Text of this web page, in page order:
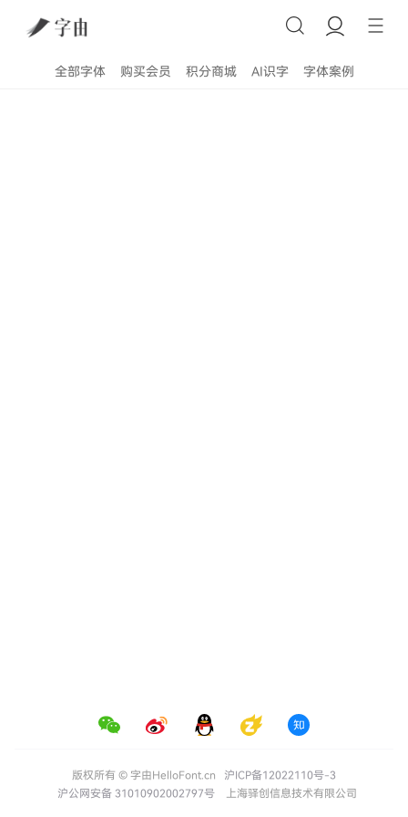
全部字体 购买会员 积分商城 AI识字 字体案例
版权所有 © 字由HelloFont.cn
沪ICP备12022110号-3
沪公网安备 31010902002797号
上海驿创信息技术有限公司